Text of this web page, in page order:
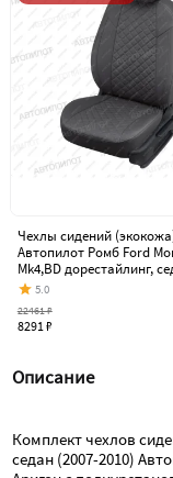
Чехлы сидений
Автопилот Ромб Ford
Mk4,BD дорестайлинг,
2010)
5.0
8291 ₽
22461 ₽
Описание
Комплект чехлов
седан (2007-2010)